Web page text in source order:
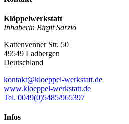
werden
Klöppelwerkstatt
Inhaberin Birgit Sarzio
Kattenvenner Str. 50
49549 Ladbergen
Deutschland
kontakt@kloeppel-werkstatt.de
www.kloeppel-werkstatt.de
Tel. 0049(0)5485/965397
Infos